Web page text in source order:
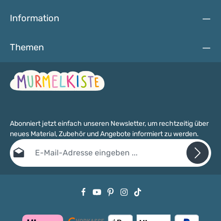
Information
Themen
Abonniert jetzt einfach unseren Newsletter, um rechtzeitig über
neues Material, Zubehör und Angebote informiert zu werden.
E-Mail-Adresse*
Datenschutzbestimmungenzur Kenntnis genommen